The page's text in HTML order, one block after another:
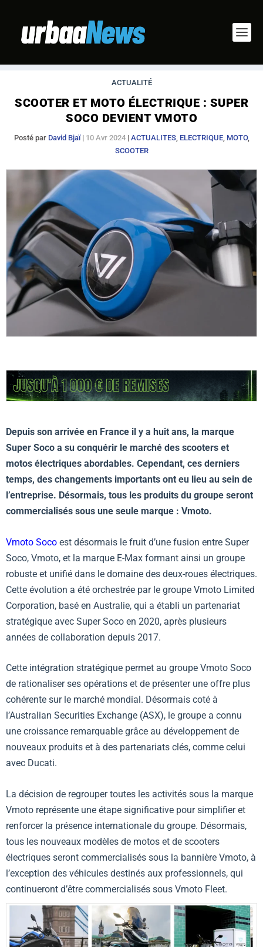
ACTUALITÉ
SCOOTER ET MOTO ÉLECTRIQUE : SUPER
SOCO DEVIENT VMOTO
Posté par David Bjaï| 10 Avr 2024| ACTUALITES, ELECTRIQUE, MOTO,
SCOOTER
Depuis son arrivée en France il y a huit ans, la marque
Super Soco a su conquérir le marché des scooters et
motos électriques abordables. Cependant, ces derniers
temps, des changements importants ont eu lieu au sein de
l’entreprise. Désormais, tous les produits du groupe seront
commercialisés sous une seule marque : Vmoto.
Vmoto Soco est désormais le fruit d’une fusion entre Super
Soco, Vmoto, et la marque E-Max formant ainsi un groupe
robuste et unifié dans le domaine des deux-roues électriques.
Cette évolution a été orchestrée par le groupe Vmoto Limited
Corporation, basé en Australie, qui a établi un partenariat
stratégique avec Super Soco en 2020, après plusieurs
années de collaboration depuis 2017.
Cette intégration stratégique permet au groupe Vmoto Soco
de rationaliser ses opérations et de présenter une offre plus
cohérente sur le marché mondial. Désormais coté à
l’Australian Securities Exchange (ASX), le groupe a connu
une croissance remarquable grâce au développement de
nouveaux produits et à des partenariats clés, comme celui
avec Ducati.
La décision de regrouper toutes les activités sous la marque
Vmoto représente une étape significative pour simplifier et
renforcer la présence internationale du groupe. Désormais,
tous les nouveaux modèles de motos et de scooters
électriques seront commercialisés sous la bannière Vmoto, à
l’exception des véhicules destinés aux professionnels, qui
continueront d’être commercialisés sous Vmoto Fleet.